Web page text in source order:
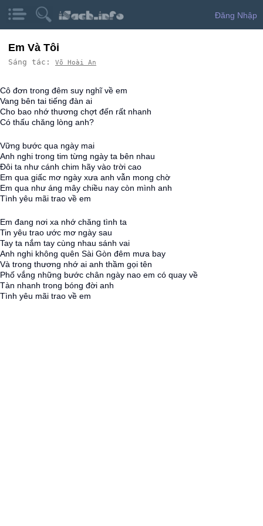
Đăng Nhập
Em Và Tôi
Sáng tác: Võ Hoài An
Cô đơn trong đêm suy nghĩ về em
Vang bên tai tiếng đàn ai
Cho bao nhớ thương chợt đến rất nhanh
Có thấu chăng lòng anh?
Vững bước qua ngày mai
Anh nghi trong tim từng ngày ta bên nhau
Đôi ta như cánh chim hãy vào trời cao
Em qua giấc mơ ngày xưa anh vẫn mong chờ
Em qua như áng mây chiều nay còn mình anh
Tình yêu mãi trao về em
Em đang nơi xa nhớ chăng tình ta
Tin yêu trao ước mơ ngày sau
Tay ta nắm tay cùng nhau sánh vai
Anh nghi không quên Sài Gòn đêm mưa bay
Và trong thương nhớ ai anh thầm gọi tên
Phố vắng những bước chân ngày nao em có quay về
Tàn nhanh trong bóng đời anh
Tình yêu mãi trao về em